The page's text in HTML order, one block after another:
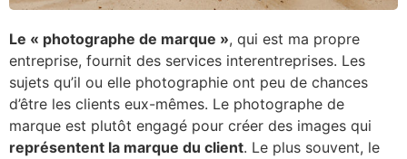
Le « photographe de marque », qui est ma propre
entreprise, fournit des services interentreprises. Les
sujets qu’il ou elle photographie ont peu de chances
d’être les clients eux-mêmes. Le photographe de
marque est plutôt engagé pour créer des images qui
représentent la marque du client. Le plus souvent, le